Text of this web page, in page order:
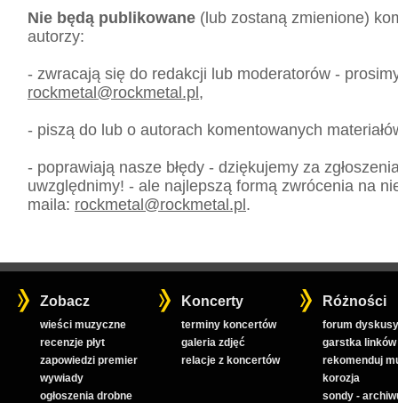
Nie będą publikowane (lub zostaną zmienione)
autorzy:
- zwracają się do redakcji lub moderatorów -
rockmetal@rockmetal.pl,
- piszą do lub o autorach komentowanych
- poprawiają nasze błędy - dziękujemy za
uwzględnimy! - ale najlepszą formą zwrócenia na
maila: rockmetal@rockmetal.pl.
Zobacz
wieści muzyczne
recenzje płyt
zapowiedzi premier
wywiady
ogłoszenia drobne
Koncerty
terminy koncertów
galeria zdjęć
relacje z koncertów
Różności
forum
garstka linków
rekomenduj
korozja
sondy -